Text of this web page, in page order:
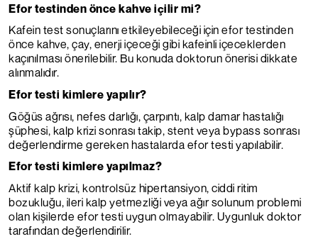
Efor testinden önce kahve içilir mi?
Kafein test sonuçlarını etkileyebileceği için efor testinden
önce kahve, çay, enerji içeceği gibi kafeinli içeceklerden
kaçınılması önerilebilir. Bu konuda doktorun önerisi dikkate
alınmalıdır.
Efor testi kimlere yapılır?
Göğüs ağrısı, nefes darlığı, çarpıntı, kalp damar hastalığı
şüphesi, kalp krizi sonrası takip, stent veya bypass sonrası
değerlendirme gereken hastalarda efor testi yapılabilir.
Efor testi kimlere yapılmaz?
Aktif kalp krizi, kontrolsüz hipertansiyon, ciddi ritim
bozukluğu, ileri kalp yetmezliği veya ağır solunum problemi
olan kişilerde efor testi uygun olmayabilir. Uygunluk doktor
tarafından değerlendirilir.